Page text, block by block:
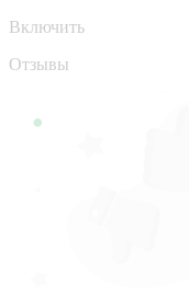
Включить
Отзывы